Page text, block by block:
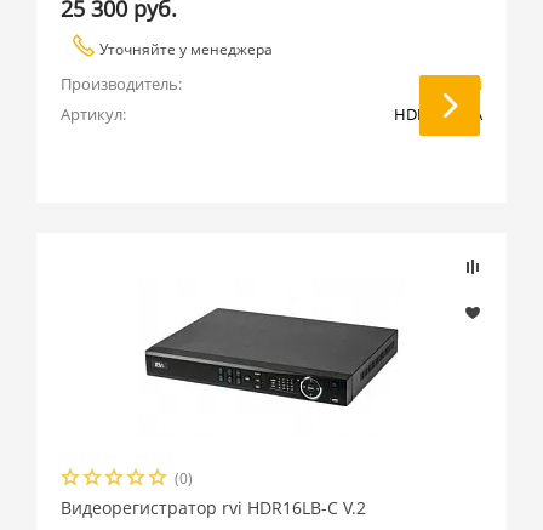
25 300 руб.
Уточняйте у менеджера
Производитель:
RVi
Артикул:
HDR16LB-TA
(0)
Видеорегистратор rvi HDR16LB-C V.2